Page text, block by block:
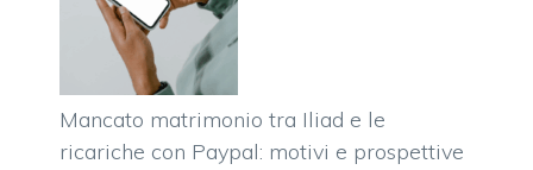
Mancato matrimonio tra Iliad e le
ricariche con Paypal: motivi e prospettive